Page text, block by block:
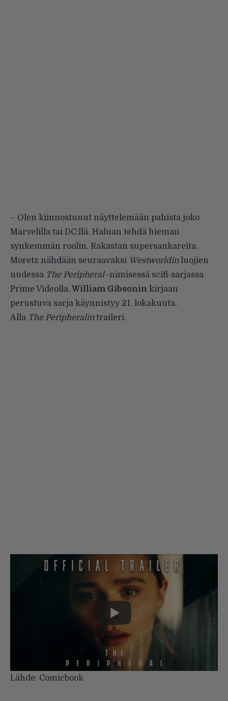
– Olen kiinnostunut näyttelemään pahista joko
Marvelilla tai DC:llä. Haluan tehdä hieman
synkemmän roolin. Rakastan supersankareita.
Moretz nähdään seuraavaksi Westworldinluojien
uudessa The Peripheral-nimisessä scifi-sarjassa
Prime Videolla. William Gibsonin kirjaan
perustuva sarja käynnistyy 21. lokakuuta.
Alla The Peripheralintraileri.
Lähde: Comicbook